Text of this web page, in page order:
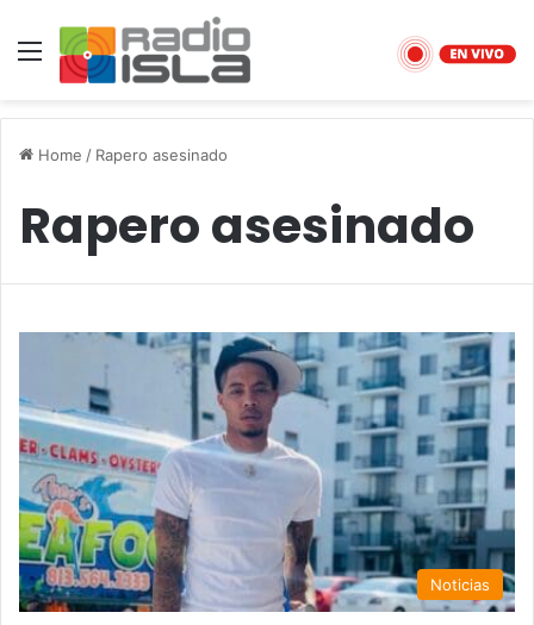
Menu
Home / Rapero asesinado
Rapero asesinado
Noticias